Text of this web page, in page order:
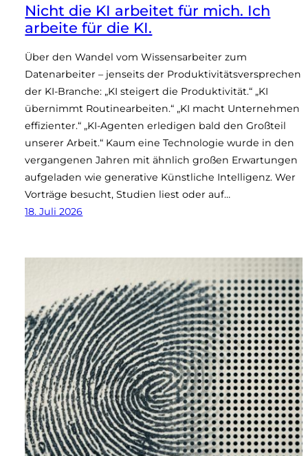
Nicht die KI arbeitet für mich. Ich
arbeite für die KI.
Über den Wandel vom Wissensarbeiter zum
Datenarbeiter – jenseits der Produktivitätsversprechen
der KI-Branche: „KI steigert die Produktivität.“ „KI
übernimmt Routinearbeiten.“ „KI macht Unternehmen
effizienter.“ „KI-Agenten erledigen bald den Großteil
unserer Arbeit.“ Kaum eine Technologie wurde in den
vergangenen Jahren mit ähnlich großen Erwartungen
aufgeladen wie generative Künstliche Intelligenz. Wer
Vorträge besucht, Studien liest oder auf…
18. Juli 2026